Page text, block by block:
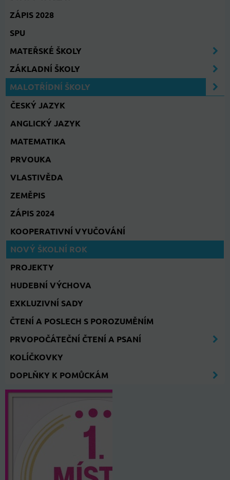
ZÁPIS 2028
SPU
MATEŘSKÉ ŠKOLY
ZÁKLADNÍ ŠKOLY
MALOTŘÍDNÍ ŠKOLY
ČESKÝ JAZYK
ANGLICKÝ JAZYK
MATEMATIKA
PRVOUKA
VLASTIVĚDA
ZEMĚPIS
ZÁPIS 2024
KOOPERATIVNÍ VYUČOVÁNÍ
NOVÝ ŠKOLNÍ ROK
PROJEKTY
HUDEBNÍ VÝCHOVA
EXKLUZIVNÍ SADY
ČTENÍ A POSLECH S POROZUMĚNÍM
PRVOPOČÁTEČNÍ ČTENÍ A PSANÍ
KOLÍČKOVKY
DOPLŇKY K POMŮCKÁM